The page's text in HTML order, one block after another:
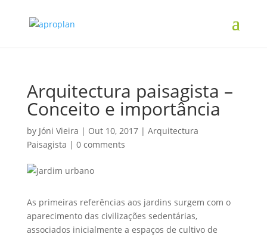
Arquitectura paisagista –
Conceito e importância
by Jóni Vieira | Out 10, 2017| Arquitectura
Paisagista | 0 comments
As primeiras referências aos jardins surgem com o
aparecimento das civilizações sedentárias,
associados inicialmente a espaços de cultivo de